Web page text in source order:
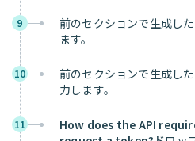
9 前のセクションで生成した
ます。
10 前のセクションで生成した
力します。
11
How does the API